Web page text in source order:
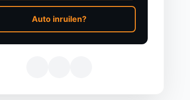
Auto inruilen?